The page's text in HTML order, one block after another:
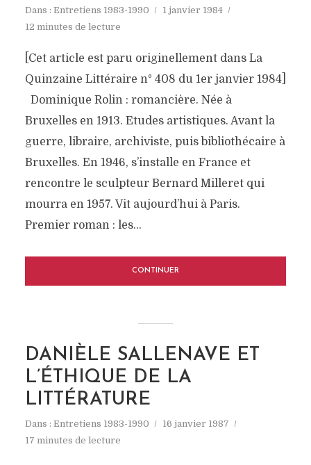
Dans : Entretiens 1983-1990
1 janvier 1984
12 minutes de lecture
[Cet article est paru originellement dans La
Quinzaine Littéraire n° 408 du 1er janvier 1984]
Dominique Rolin : romancière. Née à
Bruxelles en 1913. Etudes artistiques. Avant la
guerre, libraire, archiviste, puis bibliothécaire à
Bruxelles. En 1946, s’installe en France et
rencontre le sculpteur Bernard Milleret qui
mourra en 1957. Vit aujourd’hui à Paris.
Premier roman : les...
CONTINUER
DANIÈLE SALLENAVE ET
L’ÉTHIQUE DE LA
LITTÉRATURE
Dans : Entretiens 1983-1990
16 janvier 1987
17 minutes de lecture